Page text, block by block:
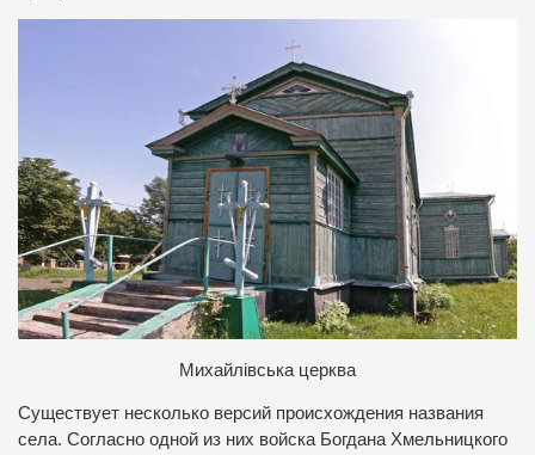
Михайлівська церква
Существует несколько версий происхождения названия
села. Согласно одной из них войска Богдана Хмельницкого